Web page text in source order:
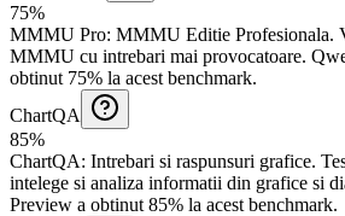
75%
MMMU Pro: MMMU Editie Profesionala.
MMMU cu intrebari mai provocatoare.
obtinut 75% la acest benchmark.
ChartQA
85%
ChartQA: Intrebari si raspunsuri grafice.
intelege si analiza informatii din grafice si
Preview a obtinut 85% la acest benchmark.